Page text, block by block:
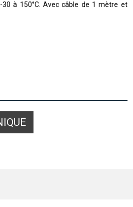
à 150°C. Avec câble de 1 mètre et